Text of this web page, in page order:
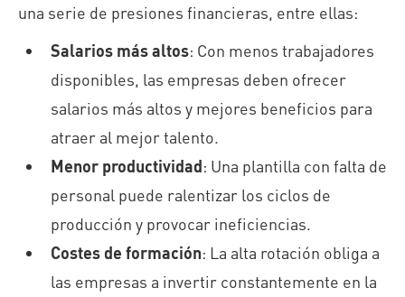
una serie de presiones financieras, entre ellas:
Salarios más altos: Con menos trabajadores
disponibles, las empresas deben ofrecer
salarios más altos y mejores beneficios para
atraer al mejor talento.
Menor productividad: Una plantilla con falta de
personal puede ralentizar los ciclos de
producción y provocar ineficiencias.
Costes de formación: La alta rotación obliga a
las empresas a invertir constantemente en la